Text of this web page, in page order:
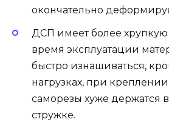
окончательно
ДСП имеет более хрупкую
время эксплуатации
быстро изнашиваться,
нагрузках, при
саморезы хуже держатся
стружке.